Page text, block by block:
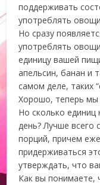
поддерживать
употреблять
Но сразу
употреблять
единицу вашей
апельсин, банан и
самом деле, таких
Хорошо, теперь мы
Но сколько
день? Лучше всего
порций, причем
придерживаться
утверждать, что
Как вы понимаете,